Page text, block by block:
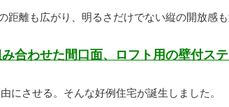
離も広がり、明るさだけでない縦の開放感も
合わせた間口面、ロフト用の壁付ス
にさせる。そんな好例住宅が誕生しました。